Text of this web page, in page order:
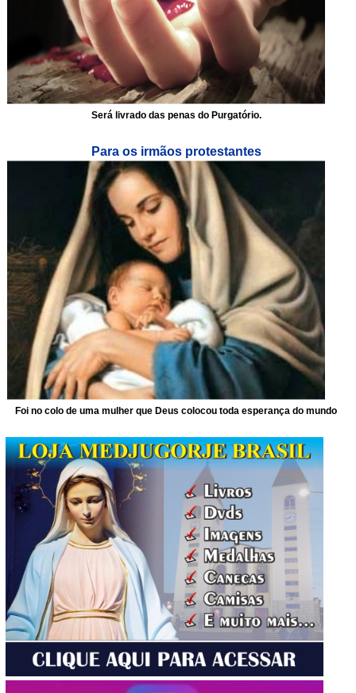
Será livrado das penas do Purgatório.
Para os irmãos protestantes
Foi no colo de uma mulher que Deus colocou toda esperança do mundo